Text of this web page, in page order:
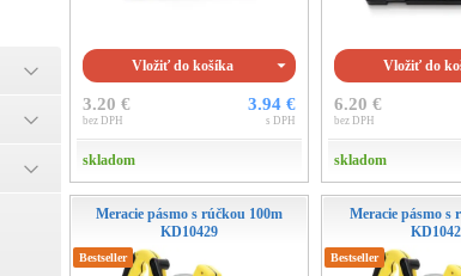
Vložiť do košíka
3.20 €
bez DPH
3.94 €
s DPH
skladom
Vložiť do
6.20 €
bez DPH
skladom
Meracie pásmo s rúčkou 100m
KD10429
Bestseller
Meracie pásmo s
Bestseller